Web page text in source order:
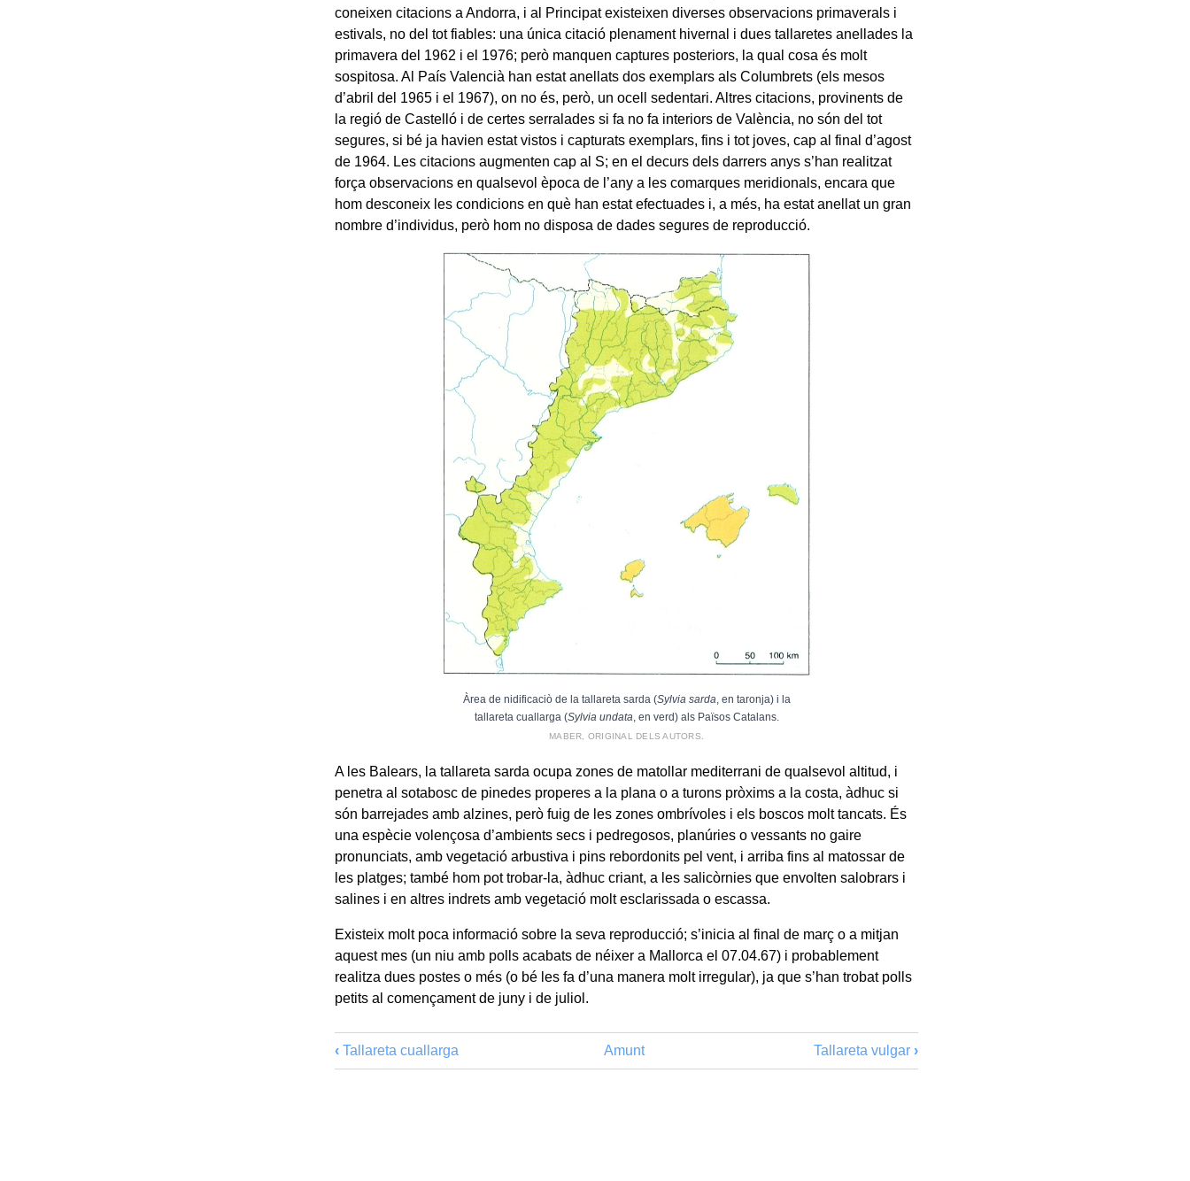
coneixen citacions a Andorra, i al Principat existeixen diverses observacions primaverals i
estivals, no del tot fiables: una única citació plenament hivernal i dues tallaretes anellades la
primavera del 1962 i el 1976; però manquen captures posteriors, la qual cosa és molt
sospitosa. Al País Valencià han estat anellats dos exemplars als Columbrets (els mesos
d’abril del 1965 i el 1967), on no és, però, un ocell sedentari. Altres citacions, provinents de
la regió de Castelló i de certes serralades si fa no fa interiors de València, no són del tot
segures, si bé ja havien estat vistos i capturats exemplars, fins i tot joves, cap al final d’agost
de 1964. Les citacions augmenten cap al S; en el decurs dels darrers anys s’han realitzat
força observacions en qualsevol època de l’any a les comarques meridionals, encara que
hom desconeix les condicions en què han estat efectuades i, a més, ha estat anellat un gran
nombre d’individus, però hom no disposa de dades segures de reproducció.
Àrea de nidificaciò de la tallareta sarda (Sylvia sarda, en taronja) i la
tallareta cuallarga (Sylvia undata, en verd) als Països Catalans.
MABER, ORIGINAL DELS AUTORS.
A les Balears, la tallareta sarda ocupa zones de matollar mediterrani de qualsevol altitud, i
penetra al sotabosc de pinedes properes a la plana o a turons pròxims a la costa, àdhuc si
són barrejades amb alzines, però fuig de les zones ombrívoles i els boscos molt tancats. És
una espècie volençosa d’ambients secs i pedregosos, planúries o vessants no gaire
pronunciats, amb vegetació arbustiva i pins rebordonits pel vent, i arriba fins al matossar de
les platges; també hom pot trobar-la, àdhuc criant, a les salicòrnies que envolten salobrars i
salines i en altres indrets amb vegetació molt esclarissada o escassa.
Existeix molt poca informació sobre la seva reproducció; s’inicia al final de març o a mitjan
aquest mes (un niu amb polls acabats de néixer a Mallorca el 07.04.67) i probablement
realitza dues postes o més (o bé les fa d’una manera molt irregular), ja que s’han trobat polls
petits al començament de juny i de juliol.
‹ Tallareta cuallarga Amunt Tallareta vulgar ›